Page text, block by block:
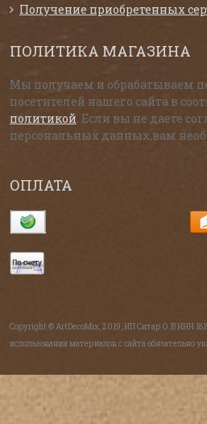
Получение приобретенных
ПОЛИТИКА МАГАЗИНА
Мы получаем и обрабатываем
посетителей нашего сайта в
политикой . Если вы не даете
персональных данных,вам
ОПЛАТА
Copyright © ArtDecoMix, 2019, ИП Ситар О.В ИНН
использовании материалов с сайта обязательно